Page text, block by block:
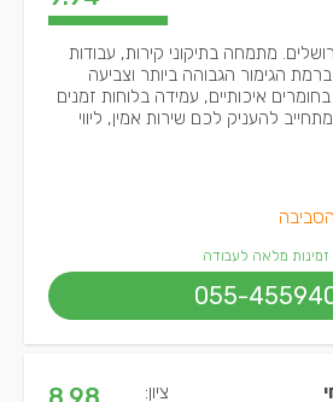
מתמחה בתיקוני קירות, עבודות
הגימור הגבוהה ביותר וצביעה
בחומרים איכותיים, עמידה בלוחות זמנים
להעניק לכם שירות אמין, ליווי
זמינות מלאה לעבודה
055-
ציון: